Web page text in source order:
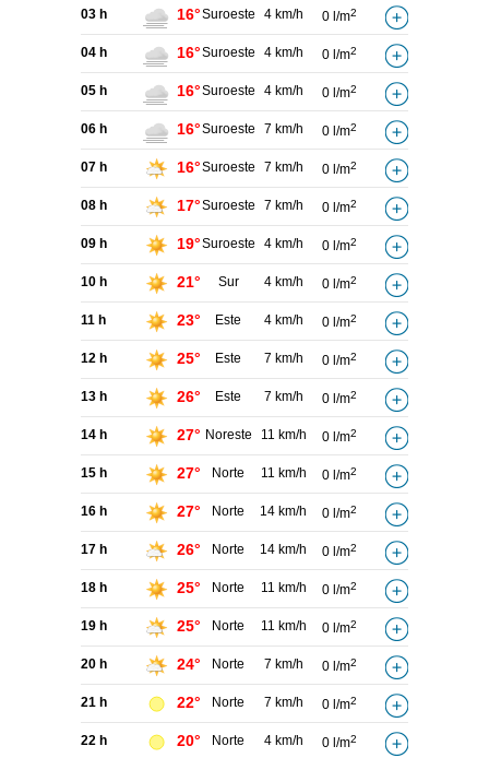
03 h 16°Suroeste 4 km/h 0 l/m2
04 h 16°Suroeste 4 km/h 0 l/m2
05 h 16°Suroeste 4 km/h 0 l/m2
06 h 16°Suroeste 7 km/h 0 l/m2
07 h 16°Suroeste 7 km/h 0 l/m2
08 h 17°Suroeste 7 km/h 0 l/m2
09 h 19°Suroeste 4 km/h 0 l/m2
10 h 21° Sur 4 km/h 0 l/m2
11 h 23° Este 4 km/h 0 l/m2
12 h 25° Este 7 km/h 0 l/m2
13 h 26° Este 7 km/h 0 l/m2
14 h 27° Noreste 11 km/h 0 l/m2
15 h 27° Norte 11 km/h 0 l/m2
16 h 27° Norte 14 km/h 0 l/m2
17 h 26° Norte 14 km/h 0 l/m2
18 h 25° Norte 11 km/h 0 l/m2
19 h 25° Norte 11 km/h 0 l/m2
20 h 24° Norte 7 km/h 0 l/m2
21 h 22° Norte 7 km/h 0 l/m2
22 h 20° Norte 4 km/h 0 l/m2